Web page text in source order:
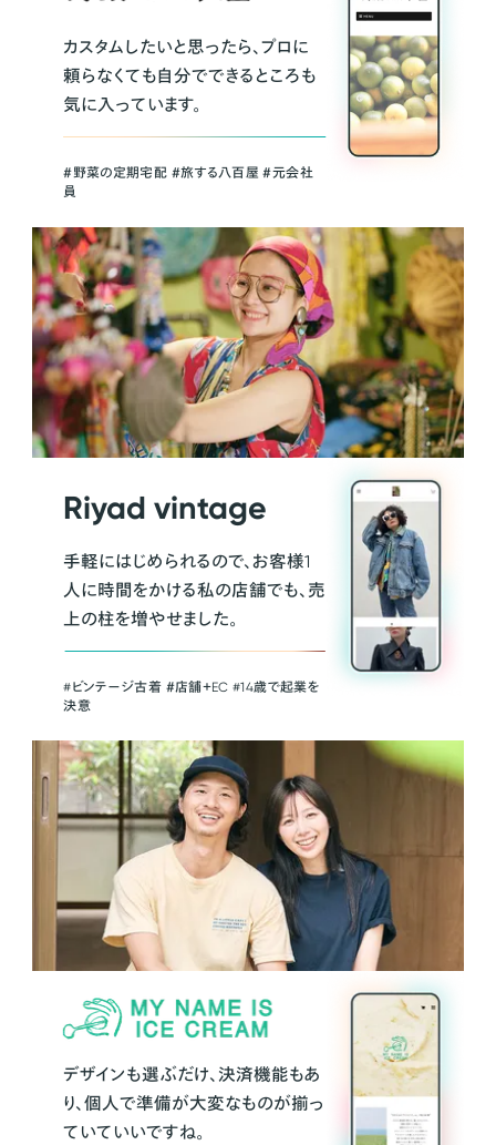
カスタムしたいと思ったら、プロに
頼らなくても自分でできるところも
気に入っています。
＃野菜の定期宅配 ＃旅する八百屋 ＃元会社
員
Riyad vintage
手軽にはじめられるので、お客様1
人に時間をかける私の店舗でも、売
上の柱を増やせました。
#ビンテージ古着 ＃店舗＋EC #14歳で起業を
決意
デザインも選ぶだけ、決済機能もあ
り、個人で準備が大変なものが揃っ
ていていいですね。